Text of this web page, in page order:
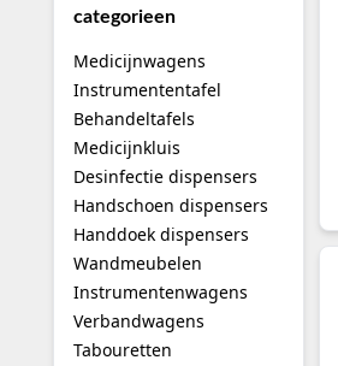
categorieen
Medicijnwagens
Instrumententafel
Behandeltafels
Medicijnkluis
Desinfectie dispensers
Handschoen dispensers
Handdoek dispensers
Wandmeubelen
Instrumentenwagens
Verbandwagens
Tabouretten